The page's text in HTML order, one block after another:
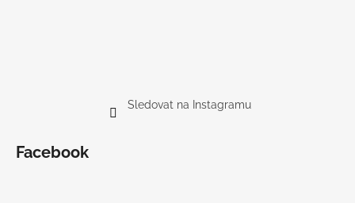
Sledovat na Instagramu
Facebook